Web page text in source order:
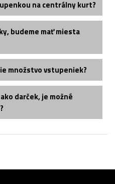
na centrálny kurt?
budeme mať miesta
množstvo vstupeniek?
darček, je možné